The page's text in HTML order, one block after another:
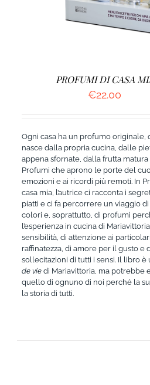
PROFUMI DI CASA
€22.00
Ogni casa ha un profumo originale,
nasce dalla propria cucina, dalle
appena sfornate, dalla frutta matura
Profumi che aprono le porte del
emozioni e ai ricordi più remoti. In
casa mia, l’autrice ci racconta i
piatti e ci fa percorrere un viaggio di
colori e, soprattutto, di profumi
l’esperienza in cucina di
sensibilità, di attenzione ai
raffinatezza, di amore per il gusto e
sollecitazioni di tutti i sensi. Il libro è
de vie di Mariavittoria, ma potrebbe
quello di ognuno di noi perché la
la storia di tutti.